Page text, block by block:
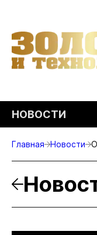
НОВОСТИ
Главная Новости